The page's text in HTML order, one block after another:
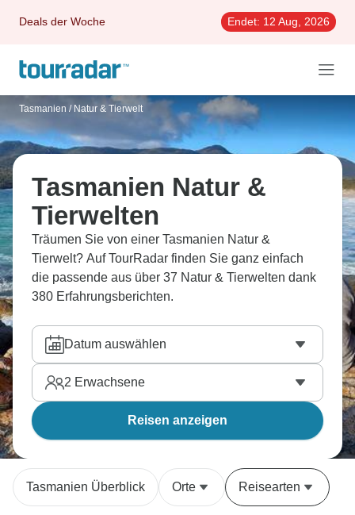
Deals der Woche Endet: 12 Aug, 2026
Tasmanien / Natur & Tierwelt
Tasmanien Natur &
Tierwelten
Träumen Sie von einer Tasmanien Natur &
Tierwelt? Auf TourRadar finden Sie ganz einfach
die passende aus über 37 Natur & Tierwelten dank
380 Erfahrungsberichten.
Datum auswählen
2 Erwachsene
Reisen anzeigen
Tasmanien Überblick Orte Reisearten